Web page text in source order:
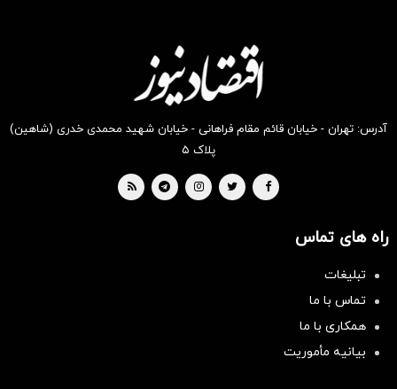
آدرس: تهران - خیابان قائم مقام فراهانی - خیابان شهید محمدی خدری (شاهین)
پلاک ۵
راه های تماس
تبلیغات
تماس با ما
همکاری با ما
بیانیه مأموریت